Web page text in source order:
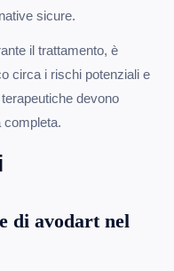
sicure.
il trattamento, è
circa i rischi potenziali e
devono
completa.
di avodart nel